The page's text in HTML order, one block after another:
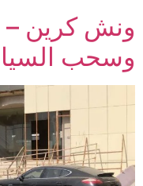
ونش كرين –
وسحب